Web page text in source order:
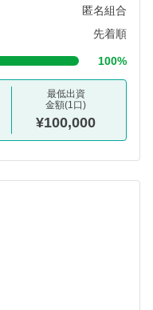
匿名組合
先着順
100%
最低出資
金額(1口)
¥100,000